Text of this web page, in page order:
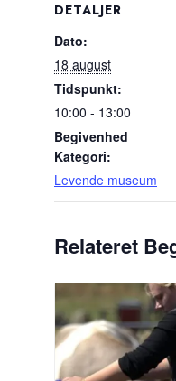
DETALJER
Dato:
18 august
Tidspunkt:
10:00 - 13:00
Begivenhed
Kategori:
Levende museum
Relateret